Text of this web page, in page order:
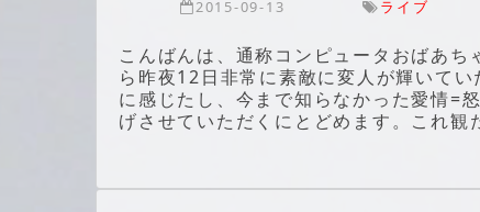
2015-09-13 ライブ
こんばんは、通称コンピュータおばあ
ら昨夜12日非常に素敵に変人が輝いて
に感じたし、今まで知らなかった愛情=
げさせていただくにとどめます。こ